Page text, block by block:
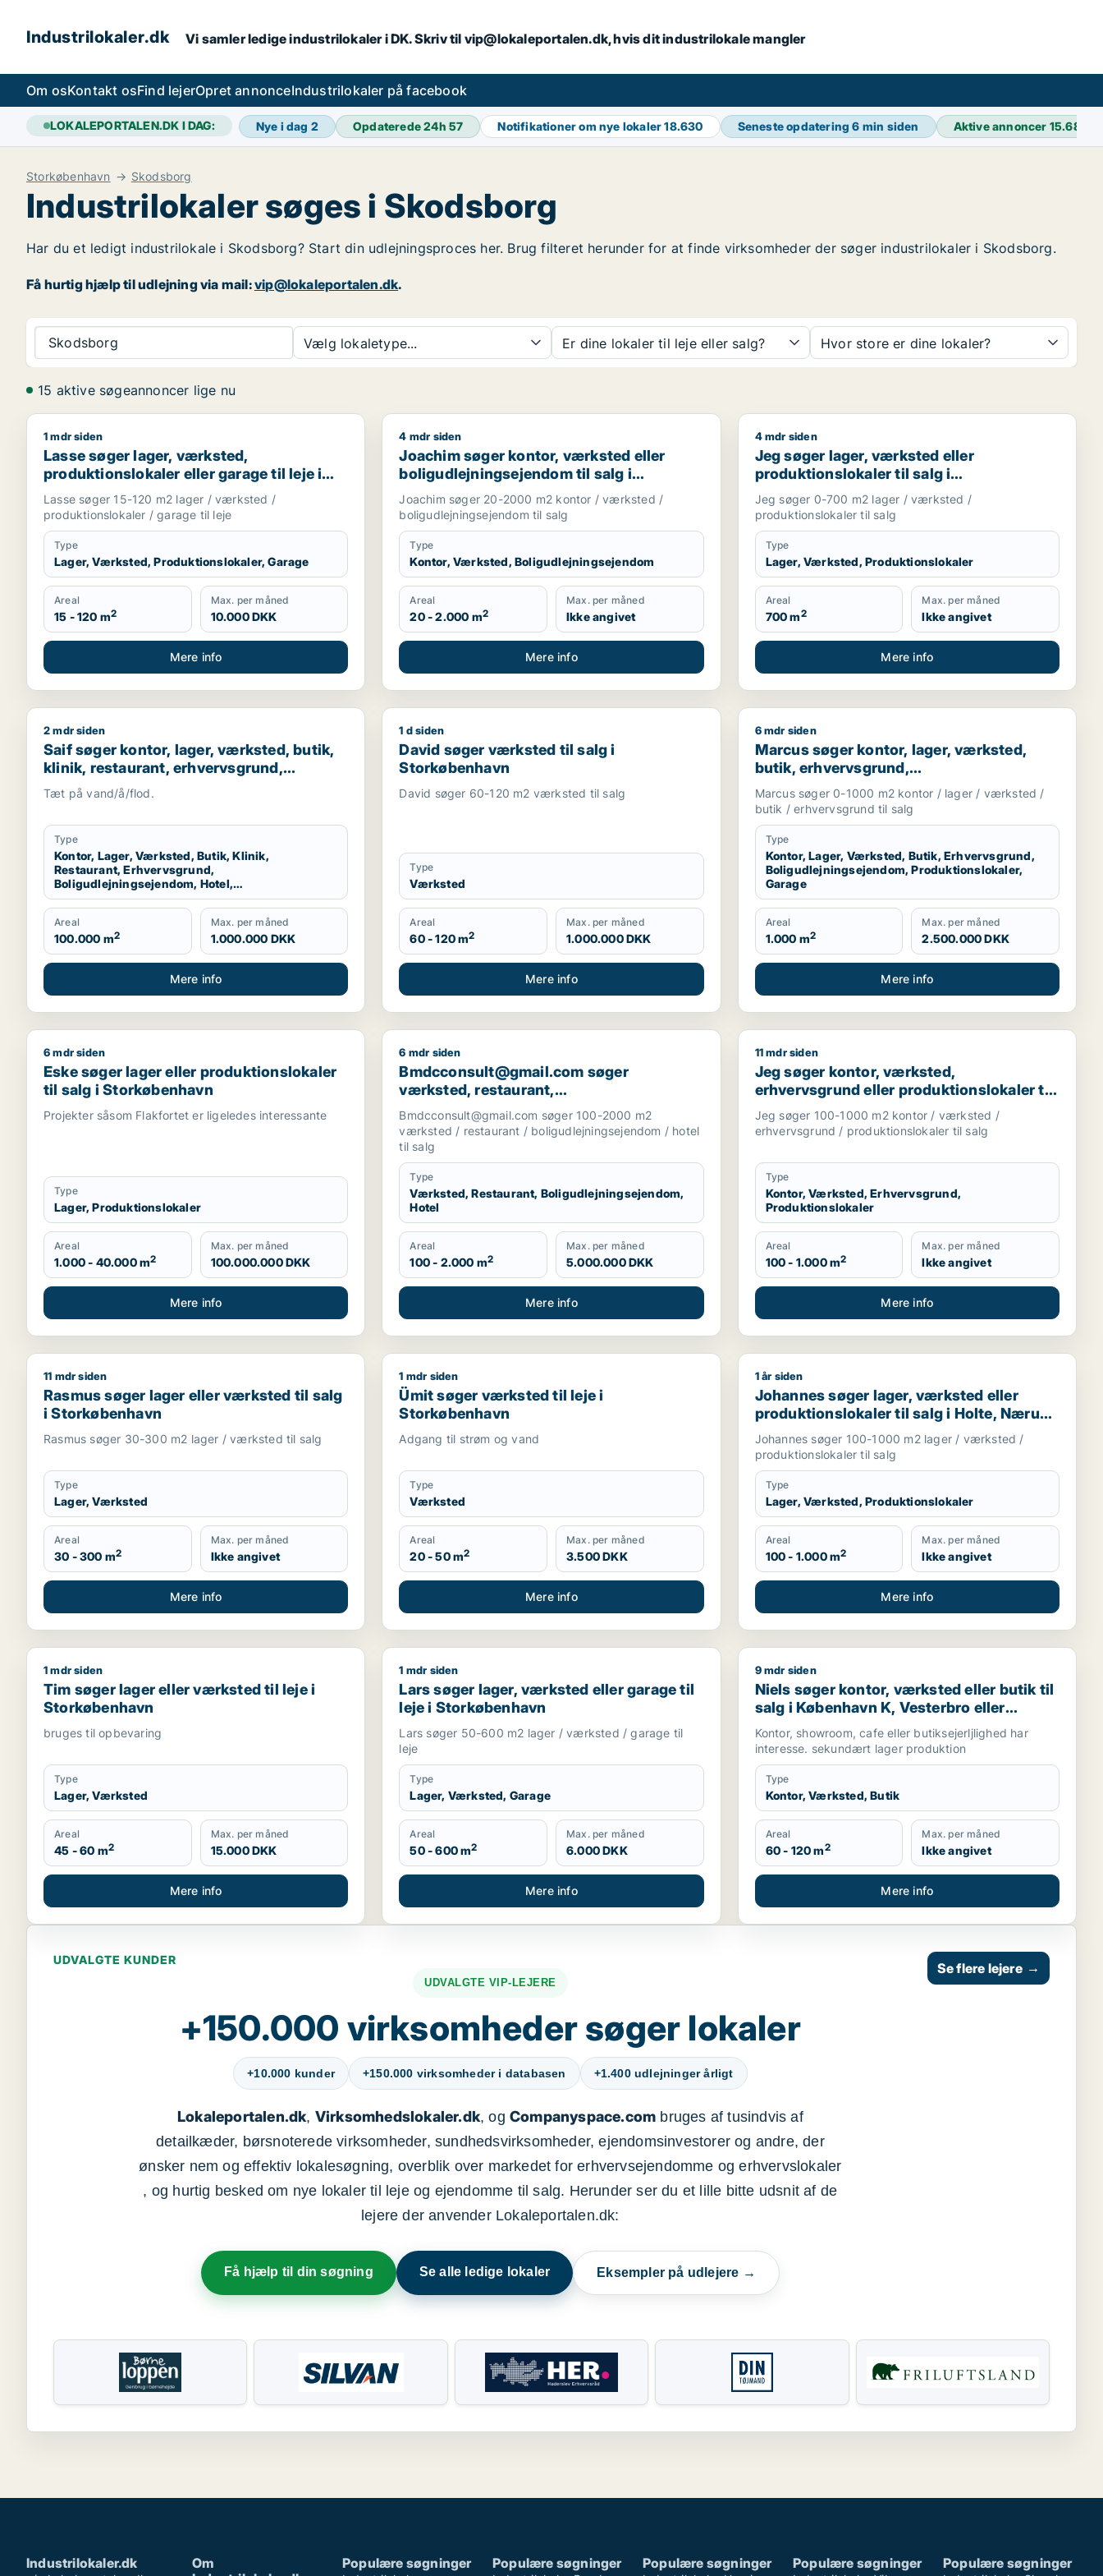
Industrilokaler.dk Vi samler ledige industrilokaler i DK. Skriv til vip@lokaleportalen.dk, hvis dit industrilokale mangler
Om osKontakt osFind lejerOpret annonceIndustrilokaler på facebook
LOKALEPORTALEN.DK I DAG: Nye i dag 2 Opdaterede 24h57 Notifikationer om nye lokaler18.630 Seneste opdatering6 min siden Aktive annoncer 15.686
Storkøbenhavn Skodsborg
Industrilokaler søges i Skodsborg
Har du et ledigt industrilokale i Skodsborg? Start din udlejningsproces her. Brug filteret herunder for at finde virksomheder der søger industrilokaler i Skodsborg.
Få hurtig hjælp til udlejning via mail:vip@lokaleportalen.dk.
Skodsborg Vælg lokaletype... Er dine lokaler til leje eller salg? Hvor store er dine lokaler?
15 aktive søgeannoncer lige nu
Lasse søger lager, værksted, produktionslokaler eller garage til leje i Storkøbenhavn
1 mdr siden
Lasse søger lager, værksted,
produktionslokaler eller garage til leje i
Storkøbenhavn
Lasse søger 15-120 m2 lager / værksted /
produktionslokaler / garage til leje
Type
Lager, Værksted, Produktionslokaler, Garage
Areal
15 - 120 m2
Max. per måned
10.000 DKK
Mere info
Joachim søger kontor, værksted eller boligudlejningsejendom til salg i Storkøbenhavn
4 mdr siden
Joachim søger kontor, værksted eller
boligudlejningsejendom til salg i
Storkøbenhavn
Joachim søger 20-2000 m2 kontor / værksted /
boligudlejningsejendom til salg
Type
Kontor, Værksted, Boligudlejningsejendom
Areal
20 - 2.000 m2
Max. per måned
Ikke angivet
Mere info
Jeg søger lager, værksted eller produktionslokaler til
4 mdr siden
Jeg søger lager, værksted eller
produktionslokaler til salg i
Storkøbenhavn
Jeg søger 0-700 m2 lager / værksted /
produktionslokaler til salg
Type
Lager, Værksted, Produktionslokaler
Areal
700 m2
Max. per måned
Ikke angivet
Mere info
Saif søger kontor, lager, værksted, butik, klinik, restaurant, erhvervsgrund, boligudlejningsejendom, hotel, produktionslokaler eller garage til salg i Storkøbenhavn
2 mdr siden
Saif søger kontor, lager, værksted, butik,
klinik, restaurant, erhvervsgrund,
boligudlejningsejendom, hotel,
produktionslokaler eller garage til salg i
Storkøbenhavn
Tæt på vand/å/flod.
Type
Kontor, Lager, Værksted, Butik, Klinik,
Restaurant, Erhvervsgrund,
Boligudlejningsejendom, Hotel,
Produktionslokaler, Garage
Areal
100.000 m2
Max. per måned
1.000.000 DKK
Mere info
David søger værksted til salg i Storkøbenhavn
1 d siden
David søger værksted til salg i
Storkøbenhavn
David søger 60-120 m2 værksted til salg
Type
Værksted
Areal
60 - 120 m2
Max. per måned
1.000.000 DKK
Mere info
Marcus søger kontor, lager, værksted, butik,
6 mdr siden
Marcus søger kontor, lager, værksted,
butik, erhvervsgrund,
boligudlejningsejendom,
produktionslokaler eller garage til salg i
Storkøbenhavn
Marcus søger 0-1000 m2 kontor / lager / værksted /
butik / erhvervsgrund til salg
Type
Kontor, Lager, Værksted, Butik, Erhvervsgrund,
Boligudlejningsejendom, Produktionslokaler,
Garage
Areal
1.000 m2
Max. per måned
2.500.000 DKK
Mere info
Eske søger lager eller produktionslokaler til salg i Storkøbenhavn
6 mdr siden
Eske søger lager eller produktionslokaler
til salg i Storkøbenhavn
Projekter såsom Flakfortet er ligeledes interessante
Type
Lager, Produktionslokaler
Areal
1.000 - 40.000 m2
Max. per måned
100.000.000 DKK
Mere info
Bmdcconsult@gmail.com søger værksted, restaurant, boligudlejningsejendom eller hotel til salg i
6 mdr siden
Bmdcconsult@gmail.com søger
værksted, restaurant,
boligudlejningsejendom eller hotel til salg
i Storkøbenhavn
Bmdcconsult@gmail.com søger 100-2000 m2
værksted / restaurant / boligudlejningsejendom / hotel
til salg
Type
Værksted, Restaurant, Boligudlejningsejendom,
Hotel
Areal
100 - 2.000 m2
Max. per måned
5.000.000 DKK
Mere info
Jeg søger kontor, værksted, erhvervsgrund eller
11 mdr siden
Jeg søger kontor, værksted,
erhvervsgrund eller produktionslokaler til
salg i Storkøbenhavn
Jeg søger 100-1000 m2 kontor / værksted /
erhvervsgrund / produktionslokaler til salg
Type
Kontor, Værksted, Erhvervsgrund,
Produktionslokaler
Areal
100 - 1.000 m2
Max. per måned
Ikke angivet
Mere info
Rasmus søger lager eller værksted til salg i Storkøbenhavn
11 mdr siden
Rasmus søger lager eller værksted til salg
i Storkøbenhavn
Rasmus søger 30-300 m2 lager / værksted til salg
Type
Lager, Værksted
Areal
30 - 300 m2
Max. per måned
Ikke angivet
Mere info
Ümit søger værksted til leje i Storkøbenhavn
1 mdr siden
Ümit søger værksted til leje i
Storkøbenhavn
Adgang til strøm og vand
Type
Værksted
Areal
20 - 50 m2
Max. per måned
3.500 DKK
Mere info
Johannes søger lager, værksted eller
1 år siden
Johannes søger lager, værksted eller
produktionslokaler til salg i Holte, Nærum
eller Skodsborg m.fl.
Johannes søger 100-1000 m2 lager / værksted /
produktionslokaler til salg
Type
Lager, Værksted, Produktionslokaler
Areal
100 - 1.000 m2
Max. per måned
Ikke angivet
Mere info
Tim søger lager eller værksted til leje i Storkøbenhavn
1 mdr siden
Tim søger lager eller værksted til leje i
Storkøbenhavn
bruges til opbevaring
Type
Lager, Værksted
Areal
45 - 60 m2
Max. per måned
15.000 DKK
Mere info
Lars søger lager, værksted eller garage til leje i Storkøbenhavn
1 mdr siden
Lars søger lager, værksted eller garage til
leje i Storkøbenhavn
Lars søger 50-600 m2 lager / værksted / garage til
leje
Type
Lager, Værksted, Garage
Areal
50 - 600 m2
Max. per måned
6.000 DKK
Mere info
Niels søger kontor, værksted eller butik til salg i
9 mdr siden
Niels søger kontor, værksted eller butik til
salg i København K, Vesterbro eller
Frederiksberg m.fl.
Kontor, showroom, cafe eller butiksejerljlighed har
interesse. sekundært lager produktion
Type
Kontor, Værksted, Butik
Areal
60 - 120 m2
Max. per måned
Ikke angivet
Mere info
UDVALGTE KUNDER
UDVALGTE VIP-LEJERE
+150.000 virksomheder søger lokaler
+10.000 kunder +150.000 virksomheder i databasen +1.400 udlejninger årligt
Lokaleportalen.dk, Virksomhedslokaler.dk, og Companyspace.com bruges af tusindvis af
detailkæder, børsnoterede virksomheder, sundhedsvirksomheder, ejendomsinvestorer og andre, der
ønsker nem og effektiv lokalesøgning, overblik over markedet for erhvervsejendomme og erhvervslokaler
, og hurtig besked om nye lokaler til leje og ejendomme til salg. Herunder ser du et lille bitte udsnit af de
lejere der anvender Lokaleportalen.dk:
Få hjælp til din søgning Se alle ledige lokaler Eksempler på udlejere →
Se flere lejere →
Industrilokaler.dk
Om
Populære søgninger Populære søgninger Populære søgninger Populære søgninger Populære søgninger